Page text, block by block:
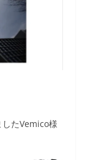
たVemico様